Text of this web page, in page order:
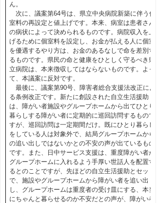
ん。
次に、議案第64号は、県立中央病院新築に伴う個
室料の再設定と値上げです。本来、病室は患者さん
の病状によって決められるものです。病院収入を上
げるために個室料を設定し、お金が払える人に個室
を優遇するやり方は、お金のあるなしで命を差別す
るものです。県民の命と健康をひとしく守るべき県
立病院は、本来徴収してはならないものです。よっ
て、本議案に反対です。
最後に、議案第90号、障害者総合支援法改正によ
る条例改正です。新たに創設された自立生活援助
は、障がい者施設やグループホームから出てひとり
暮らしする障がい者に定期的に巡回訪問するもので
すが、巡回訪問は一定期間だけ。既にひとり暮らし
をしている人は対象外で、結局グループホームから
の追い出しではないかとの不安の声が出ているもの
です。また、日中サービス支援は、重度障がい者が
グループホームに入れるよう手厚い世話人を配置す
るとのことですが、先ほどの自立生活援助とセット
で、施設やグループホームから障がい者を追い出
し、グループホームは重度者の受け皿にする、本当
にちゃんと暮らせるのか不安だとの声が、障がい者